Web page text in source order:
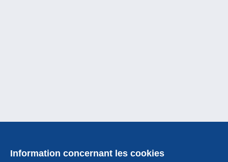
Information concernant les cookies